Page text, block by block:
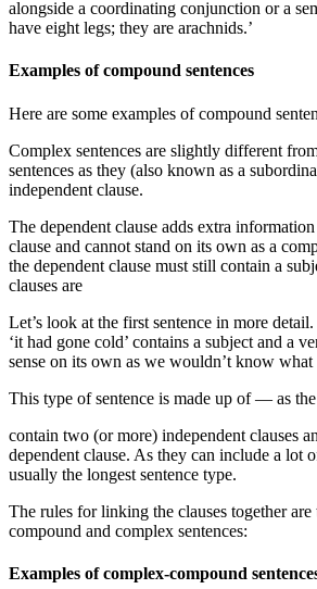
alongside a coordinating conjunction or a
have eight legs; they are arachnids.’
Examples of compound sentences
Here are some examples of compound
Complex sentences are slightly different
sentences as they (also known as a
independent clause.
The dependent clause adds extra
clause and cannot stand on its own as a
the dependent clause must still contain a
clauses are
Let’s look at the first sentence in more
‘it had gone cold’ contains a subject and a
sense on its own as we wouldn’t know what
This type of sentence is made up of — as the
contain two (or more) independent clauses
dependent clause. As they can include a lot
usually the longest sentence type.
The rules for linking the clauses together are
compound and complex sentences:
Examples of complex-compound